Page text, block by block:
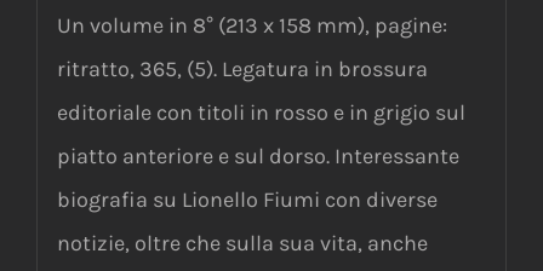
Un volume in 8° (213 x 158 mm), pagine:
ritratto, 365, (5). Legatura in brossura
editoriale con titoli in rosso e in grigio sul
piatto anteriore e sul dorso. Interessante
biografia su Lionello Fiumi con diverse
notizie, oltre che sulla sua vita, anche